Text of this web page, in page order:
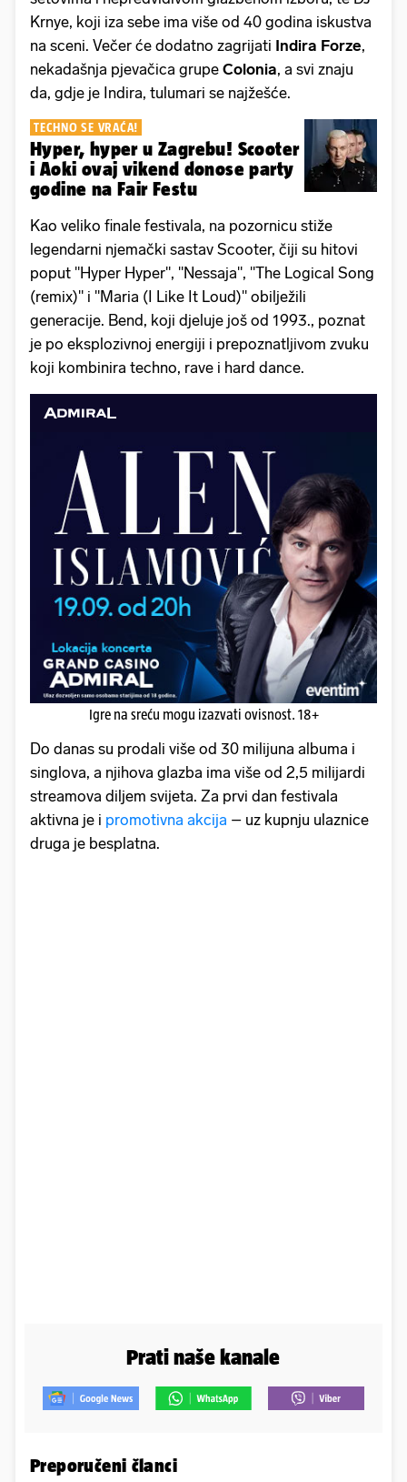
Krnye, koji iza sebe ima više od 40 godina iskustva
na sceni. Večer će dodatno zagrijati Indira Forze,
nekadašnja pjevačica grupe Colonia, a svi znaju
da, gdje je Indira, tulumari se najžešće.
TECHNO SE VRAĆA!
Hyper, hyper u Zagrebu! Scooter
i Aoki ovaj vikend donose party
godine na Fair Festu
Kao veliko finale festivala, na pozornicu stiže
legendarni njemački sastav Scooter, čiji su hitovi
poput "Hyper Hyper", "Nessaja", "The Logical Song
(remix)" i "Maria (I Like It Loud)" obilježili
generacije. Bend, koji djeluje još od 1993., poznat
je po eksplozivnoj energiji i prepoznatljivom zvuku
koji kombinira techno, rave i hard dance.
Igre na sreću mogu izazvati ovisnost. 18+
Do danas su prodali više od 30 milijuna albuma i
singlova, a njihova glazba ima više od 2,5 milijardi
streamova diljem svijeta. Za prvi dan festivala
aktivna je i promotivna akcija – uz kupnju ulaznice
druga je besplatna.
Prati naše kanale
Preporučeni članci